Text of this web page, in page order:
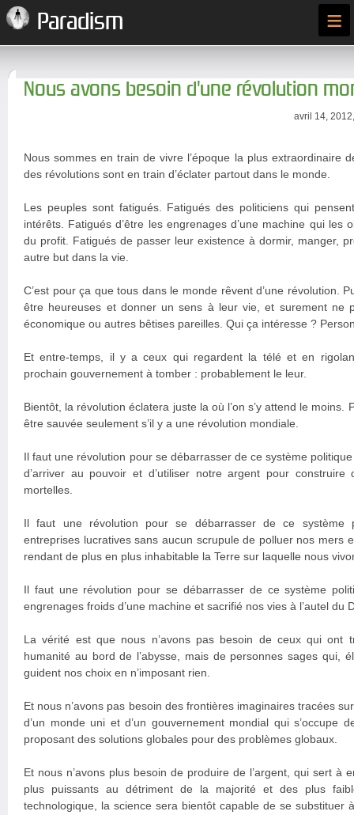
Paradism ≡
Nous avons besoin d'une révolution
avril 14,
Nous sommes en train de vivre l’époque la plus extraordinaire
des révolutions sont en train d’éclater partout dans le monde.
Les peuples sont fatigués. Fatigués des politiciens qui
intérêts. Fatigués d’être les engrenages d’une machine qui les
du profit. Fatigués de passer leur existence à dormir, manger,
autre but dans la vie.
C’est pour ça que tous dans le monde rêvent d’une révolution.
être heureuses et donner un sens à leur vie, et surement ne
économique ou autres bêtises pareilles. Qui ça intéresse ?
Et entre-temps, il y a ceux qui regardent la télé et en
prochain gouvernement à tomber : probablement le leur.
Bientôt, la révolution éclatera juste la où l’on s’y attend le moins.
être sauvée seulement s’il y a une révolution mondiale.
Il faut une révolution pour se débarrasser de ce système
d’arriver au pouvoir et d’utiliser notre argent pour
mortelles.
Il faut une révolution pour se débarrasser de ce système
entreprises lucratives sans aucun scrupule de polluer nos mers
rendant de plus en plus inhabitable la Terre sur laquelle nous
Il faut une révolution pour se débarrasser de ce système
engrenages froids d’une machine et sacrifié nos vies à l’autel du
La vérité est que nous n’avons pas besoin de ceux qui ont
humanité au bord de l’abysse, mais de personnes sages qui,
guident nos choix en n’imposant rien.
Et nous n’avons pas besoin des frontières imaginaires tracées
d’un monde uni et d’un gouvernement mondial qui s’occupe
proposant des solutions globales pour des problèmes globaux.
Et nous n’avons plus besoin de produire de l’argent, qui sert à
plus puissants au détriment de la majorité et des plus
technologique, la science sera bientôt capable de se substituer